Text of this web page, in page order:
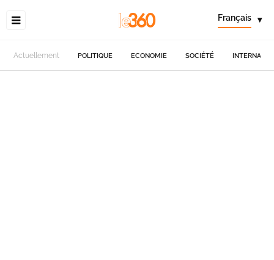
Français ▾
Actuellement POLITIQUE ECONOMIE SOCIÉTÉ